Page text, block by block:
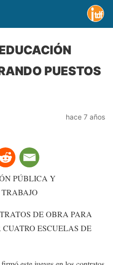
PUESTOS
hace 7 años
PÚBLICA Y
DE OBRA PARA
ESCUELAS DE